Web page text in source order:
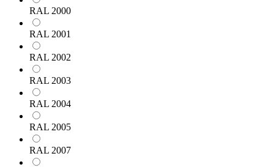
RAL 2000
RAL 2001
RAL 2002
RAL 2003
RAL 2004
RAL 2005
RAL 2007